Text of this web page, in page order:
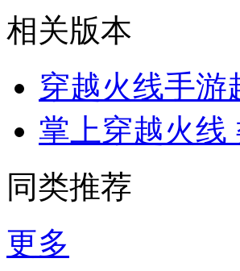
相关版本
穿越火线手游
掌上穿越火线
同类推荐
更多